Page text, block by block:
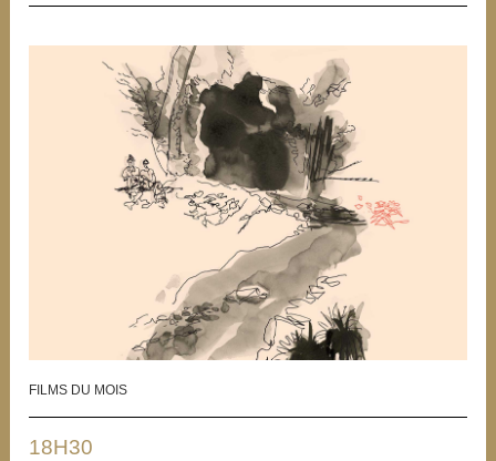
FILMS DU MOIS
18H30